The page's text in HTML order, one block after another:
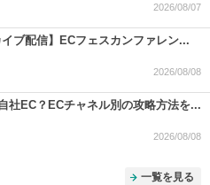
2026/08/07
イブ配信】ECフェスカンファレン...
2026/08/08
社EC？ECチャネル別の攻略方法を...
2026/08/08
一覧を見る